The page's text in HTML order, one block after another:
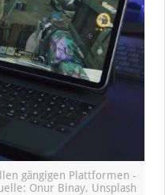
gängigen Plattformen -
Onur Binay, Unsplash